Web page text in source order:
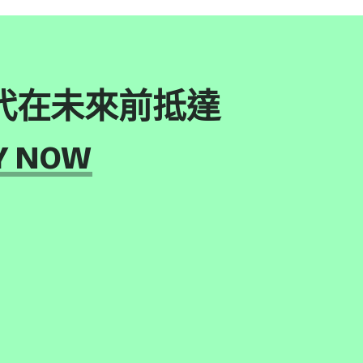
在未來前抵達
NOW